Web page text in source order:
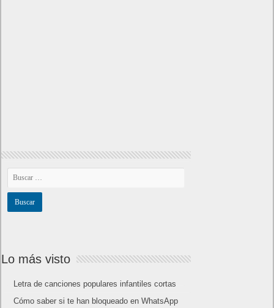
Lo más visto
Letra de canciones populares infantiles cortas
Cómo saber si te han bloqueado en WhatsApp